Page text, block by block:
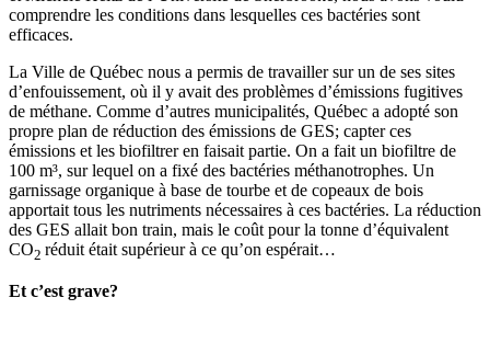
comprendre les conditions dans lesquelles ces bactéries sont
efficaces.
La Ville de Québec nous a permis de travailler sur un de ses sites
d’enfouissement, où il y avait des problèmes d’émissions fugitives
de méthane. Comme d’autres municipalités, Québec a adopté son
propre plan de réduction des émissions de GES; capter ces
émissions et les biofiltrer en faisait partie. On a fait un biofiltre de
100 m³, sur lequel on a fixé des bactéries méthanotrophes. Un
garnissage organique à base de tourbe et de copeaux de bois
apportait tous les nutriments nécessaires à ces bactéries. La réduction
des GES allait bon train, mais le coût pour la tonne d’équivalent
CO2 réduit était supérieur à ce qu’on espérait…
Et c’est grave?